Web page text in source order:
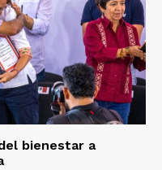
bienestar a